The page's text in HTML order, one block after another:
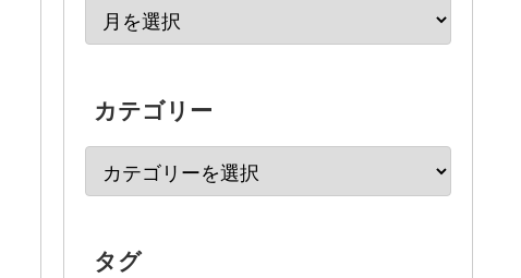
カテゴリー
タグ